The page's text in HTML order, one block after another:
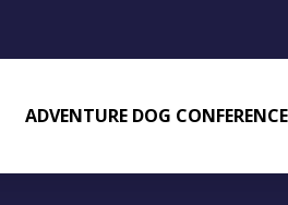
ADVENTURE DOG CONFERENCE